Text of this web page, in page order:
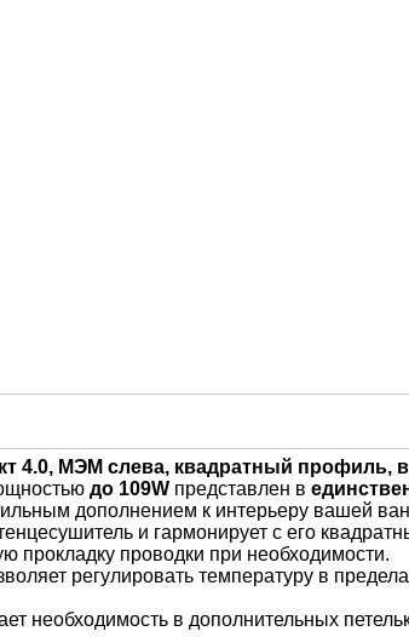
4.0, МЭМ слева, квадратный профиль,
до 109W представлен в
дополнением к интерьеру вашей
и гармонирует с его
прокладку проводки при необходимости.
регулировать температуру в
необходимость в дополнительных